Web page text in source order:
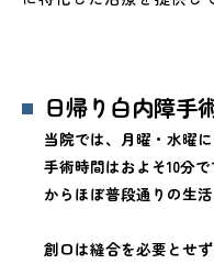
日帰り白内障手
当院では、月曜・水曜
手術時間はおよそ10分
からほぼ普段通りの生
創口は縫合を必要とせ